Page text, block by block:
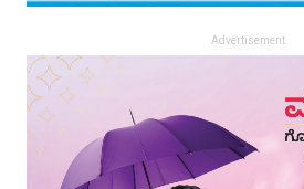
Advertisement